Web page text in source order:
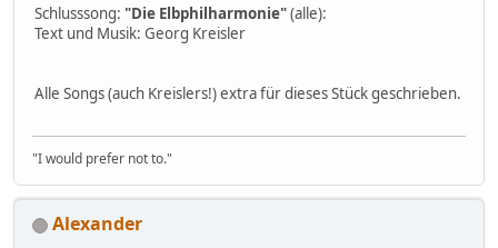
Schlusssong: "Die Elbphilharmonie"(alle):
Text und Musik: Georg Kreisler
Alle Songs (auch Kreislers!) extra für dieses Stück geschrieben.
"I would prefer not to."
Alexander